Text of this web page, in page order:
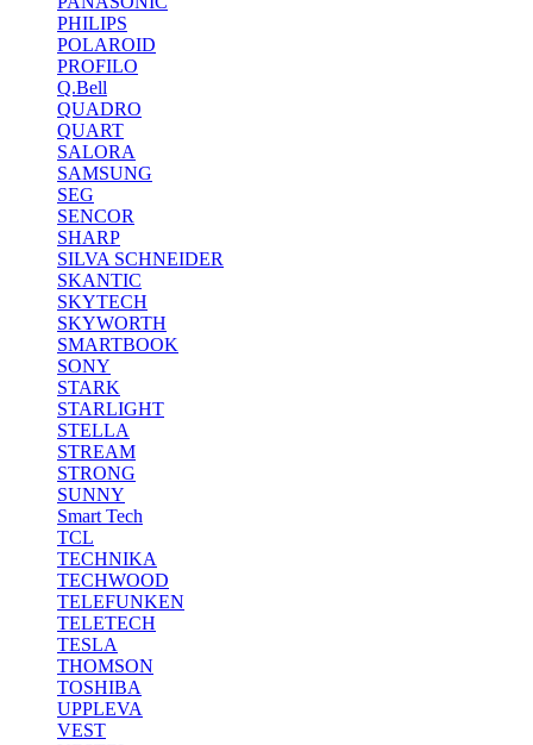
PHILIPS
POLAROID
PROFILO
Q.Bell
QUADRO
QUART
SALORA
SAMSUNG
SEG
SENCOR
SHARP
SILVA SCHNEIDER
SKANTIC
SKYTECH
SKYWORTH
SMARTBOOK
SONY
STARK
STARLIGHT
STELLA
STREAM
STRONG
SUNNY
Smart Tech
TCL
TECHNIKA
TECHWOOD
TELEFUNKEN
TELETECH
TESLA
THOMSON
TOSHIBA
UPPLEVA
VEST